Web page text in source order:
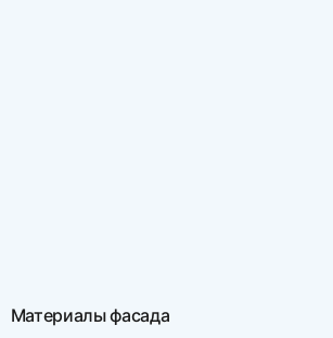
Материалы фасада